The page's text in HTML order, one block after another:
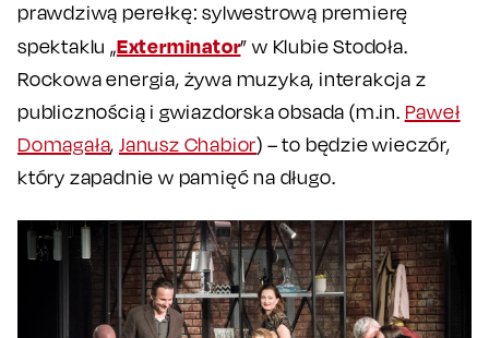
prawdziwą perełkę: sylwestrową premierę
spektaklu „Exterminator” w Klubie Stodoła.
Rockowa energia, żywa muzyka, interakcja z
publicznością i gwiazdorska obsada (m.in. Paweł
Domagała,Janusz Chabior) – to będzie wieczór,
który zapadnie w pamięć na długo.